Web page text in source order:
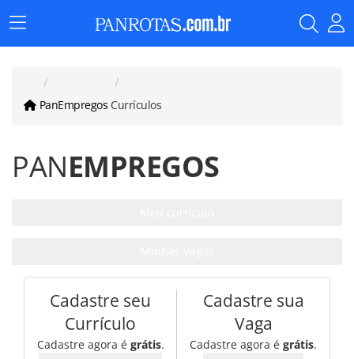
Menu
Principal
PanEmpregos Currículos
PANEMPREGOS
Cadastre seu
Currículo
Cadastre agora é grátis.
Cadastre sua
Vaga
Cadastre agora é grátis.